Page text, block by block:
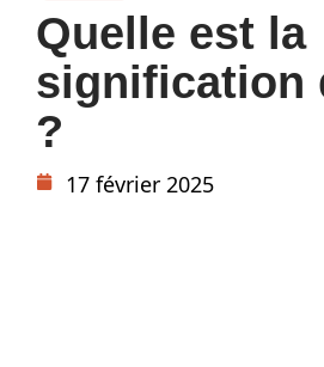
Quelle est la
signification
?
17 février 2025